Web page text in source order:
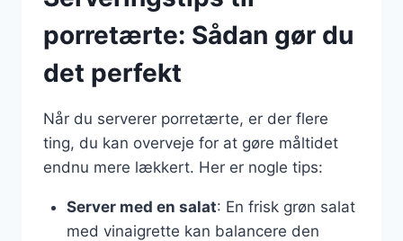
porretærte: Sådan gør du
det perfekt
Når du serverer porretærte, er der flere
ting, du kan overveje for at gøre måltidet
endnu mere lækkert. Her er nogle tips:
Server med en salat: En frisk grøn salat
med vinaigrette kan balancere den